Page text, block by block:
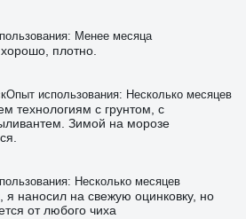
Менее месяца
плотно.
Опыт использования: Несколько месяцев
технологиям с грунтом, с
Зимой на морозе
Несколько месяцев
наносил на свежую оцинковку, но
от любого чиха